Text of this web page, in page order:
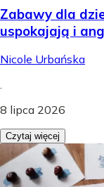
Zabawy dla
uspokajają i
Nicole Urbańska
.
8 lipca 2026
Czytaj więcej